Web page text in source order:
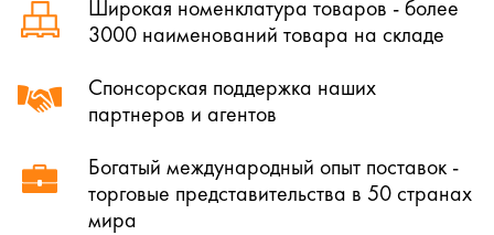
Широкая номенклатура товаров - более
3000 наименований товара на складе
Спонсорская поддержка наших
партнеров и агентов
Богатый международный опыт поставок -
торговые представительства в 50 странах
мира